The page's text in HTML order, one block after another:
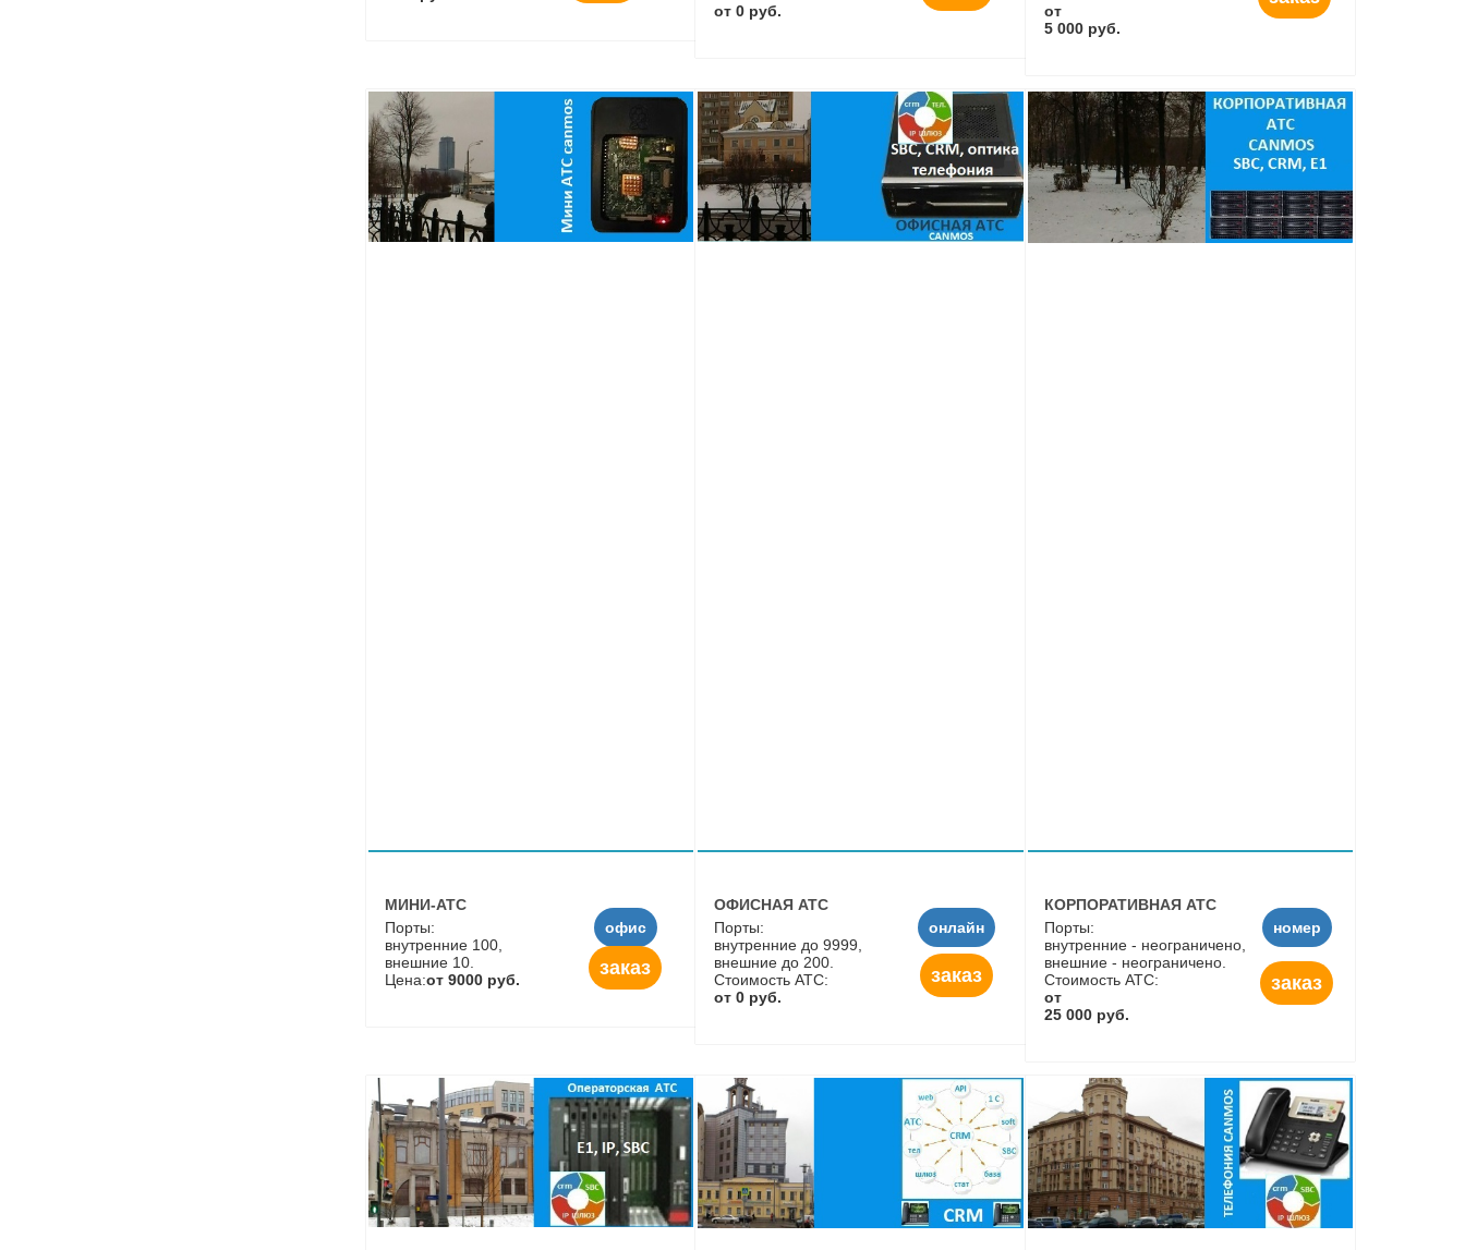
от 0 руб.
от
5 000 руб.
МИНИ-АТС
Порты:
внутренние 100,
внешние 10.
Цена:от 9000 руб.
офис
заказ
ОФИСНАЯ АТС
Порты:
внутренние до 9999,
внешние до 200.
Стоимость АТС:
от 0 руб.
онлайн
заказ
КОРПОРАТИВНАЯ АТС
Порты:
внутренние - неограничено,
внешние - неограничено.
Стоимость АТС:
от
25 000 руб.
номер
заказ